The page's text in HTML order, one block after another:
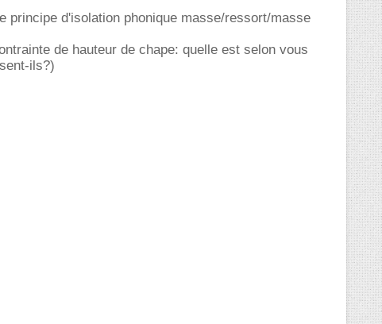
principe d'isolation phonique masse/ressort/masse
de hauteur de chape: quelle est selon vous
ils?)